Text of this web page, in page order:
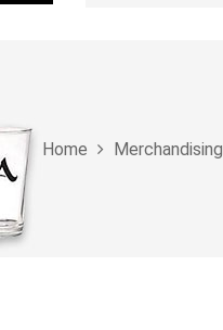
Home Merchandising